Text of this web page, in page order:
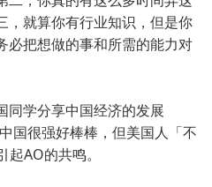
，就算你有行业知识，但是你
必把想做的事和所需的能力对
同学分享中国经济的发展
国很强好棒棒，但美国人「不
AO的共鸣。